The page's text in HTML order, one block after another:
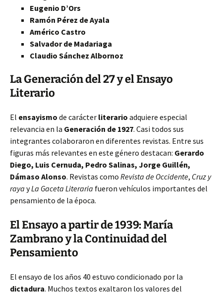
Eugenio D’Ors
Ramón Pérez de Ayala
Américo Castro
Salvador de Madariaga
Claudio Sánchez Albornoz
La Generación del 27 y el Ensayo
Literario
El ensayismo de carácter literario adquiere especial
relevancia en la Generación de 1927. Casi todos sus
integrantes colaboraron en diferentes revistas. Entre sus
figuras más relevantes en este género destacan: Gerardo
Diego, Luis Cernuda, Pedro Salinas, Jorge Guillén,
Dámaso Alonso. Revistas como Revista de Occidente, Cruz y
raya yLa Gaceta Literaria fueron vehículos importantes del
pensamiento de la época.
El Ensayo a partir de 1939: María
Zambrano y la Continuidad del
Pensamiento
El ensayo de los años 40 estuvo condicionado por la
dictadura. Muchos textos exaltaron los valores del